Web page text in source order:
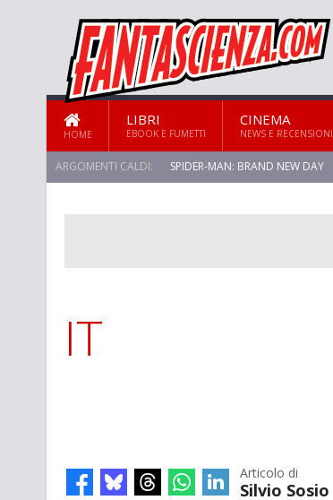
HOME
LIBRI
EBOOK E FUMETTI
CINEMA
NEWS E RECENSIONI
ARGOMENTI CALDI: SPIDER-MAN: BRAND NEW DAY
IT
Articolo di
Silvio Sosio